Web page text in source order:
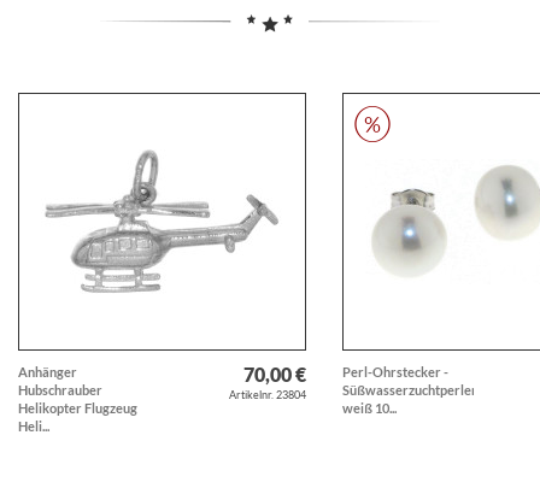
Anhänger
Hubschrauber
Helikopter Flugzeug
Heli...
70,00 €
Artikelnr. 23804
Perl-Ohrstecker -
Süßwasserzuchtperlen
weiß 10...